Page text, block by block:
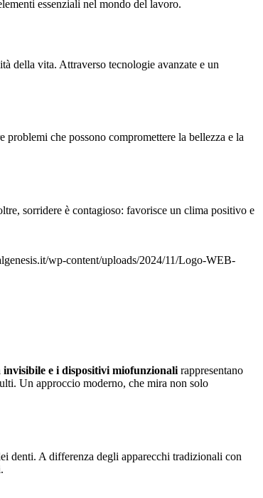
essenziali nel mondo del lavoro.
della vita. Attraverso tecnologie avanzate e un
che possono compromettere la bellezza e la
sorridere è contagioso: favorisce un clima positivo e
wp-content/uploads/2024/11/Logo-WEB-
invisibile e i dispositivi miofunzionali rappresentano
Un approccio moderno, che mira non solo
denti. A differenza degli apparecchi tradizionali con